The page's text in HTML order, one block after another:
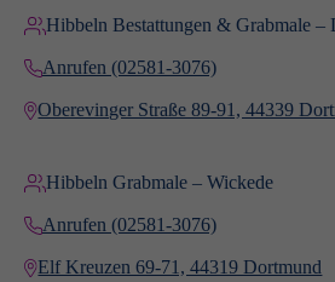
Hibbeln Bestattungen & Grabmale –
Anrufen (02581-3076)
Oberevinger Straße 89-91, 44339
Hibbeln Grabmale – Wickede
Anrufen (02581-3076)
Elf Kreuzen 69-71, 44319 Dortmund